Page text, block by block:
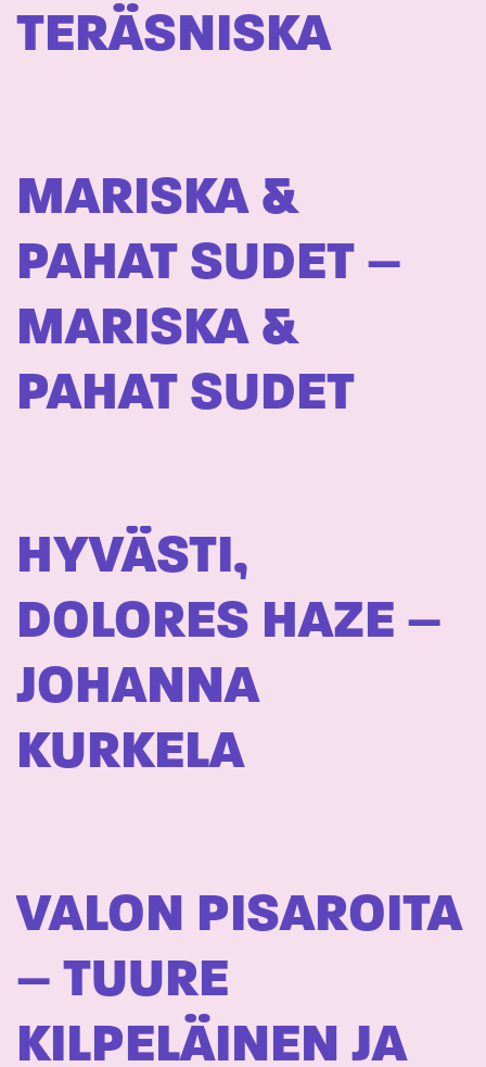
TERÄSNISKA
MARISKA &
PAHAT SUDET –
MARISKA &
PAHAT SUDET
HYVÄSTI,
DOLORES HAZE –
JOHANNA
KURKELA
VALON PISAROITA
– TUURE
KILPELÄINEN JA